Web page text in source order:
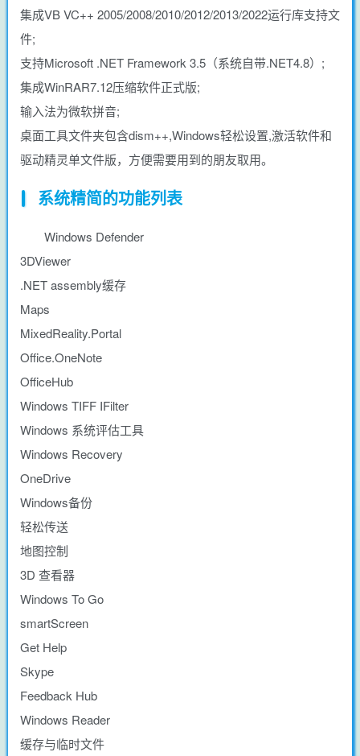
集成VB VC++ 2005/2008/2010/2012/2013/2022运行库支持文
件;
支持Microsoft .NET Framework 3.5（系统自带.NET4.8）;
集成WinRAR7.12压缩软件正式版;
输入法为微软拼音;
桌面工具文件夹包含dism++,Windows轻松设置,激活软件和
驱动精灵单文件版，方便需要用到的朋友取用。
系统精简的功能列表
Windows Defender
3DViewer
.NET assembly缓存
Maps
MixedReality.Portal
Office.OneNote
OfficeHub
Windows TIFF IFilter
Windows 系统评估工具
Windows Recovery
OneDrive
Windows备份
轻松传送
地图控制
3D 查看器
Windows To Go
smartScreen
Get Help
Skype
Feedback Hub
Windows Reader
缓存与临时文件